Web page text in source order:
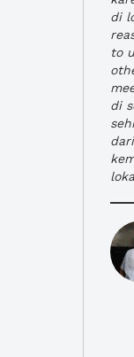
di
to
di